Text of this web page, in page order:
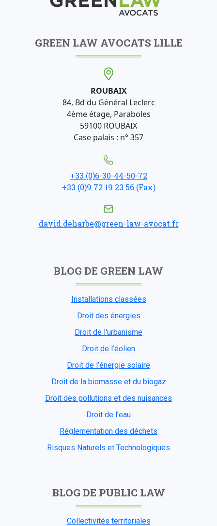
GREEN LAW AVOCATS LILLE
ROUBAIX
84, Bd du Général Leclerc
4ème étage, Paraboles
59100 ROUBAIX
Case palais : n° 357
+33 (0)6-30-44-50-72
+33 (0)9 72 19 23 56 (Fax)
david.deharbe@green-law-avocat.fr
BLOG DE GREEN LAW
Installations classées
Droit des énergies
Droit de l'urbanisme
Droit de l’éolien
Droit de l’énergie solaire
Droit de la biomasse et du biogaz
Droit des pollutions et des nuisances
Droit de l’eau
Réglementation des déchets
Risques Naturels et Technologiques
BLOG DE PUBLIC LAW
Collectivités territoriales